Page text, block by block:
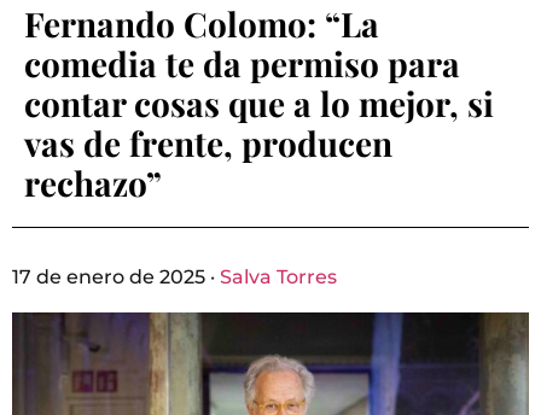
Fernando Colomo: “La
comedia te da permiso para
contar cosas que a lo mejor, si
vas de frente, producen
rechazo”
17 de enero de 2025 · Salva Torres